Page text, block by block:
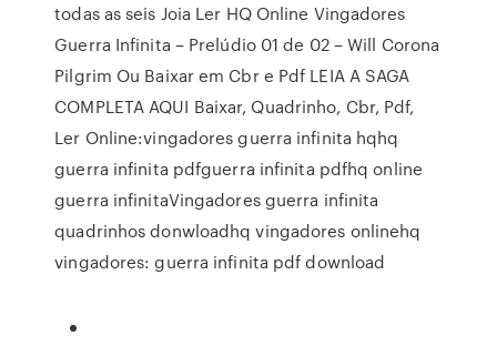
todas as seis Joia Ler HQ Online Vingadores
Guerra Infinita – Prelúdio 01 de 02 – Will Corona
Pilgrim Ou Baixar em Cbr e Pdf LEIA A SAGA
COMPLETA AQUI Baixar, Quadrinho, Cbr, Pdf,
Ler Online:vingadores guerra infinita hqhq
guerra infinita pdfguerra infinita pdfhq online
guerra infinitaVingadores guerra infinita
quadrinhos donwloadhq vingadores onlinehq
vingadores: guerra infinita pdf download